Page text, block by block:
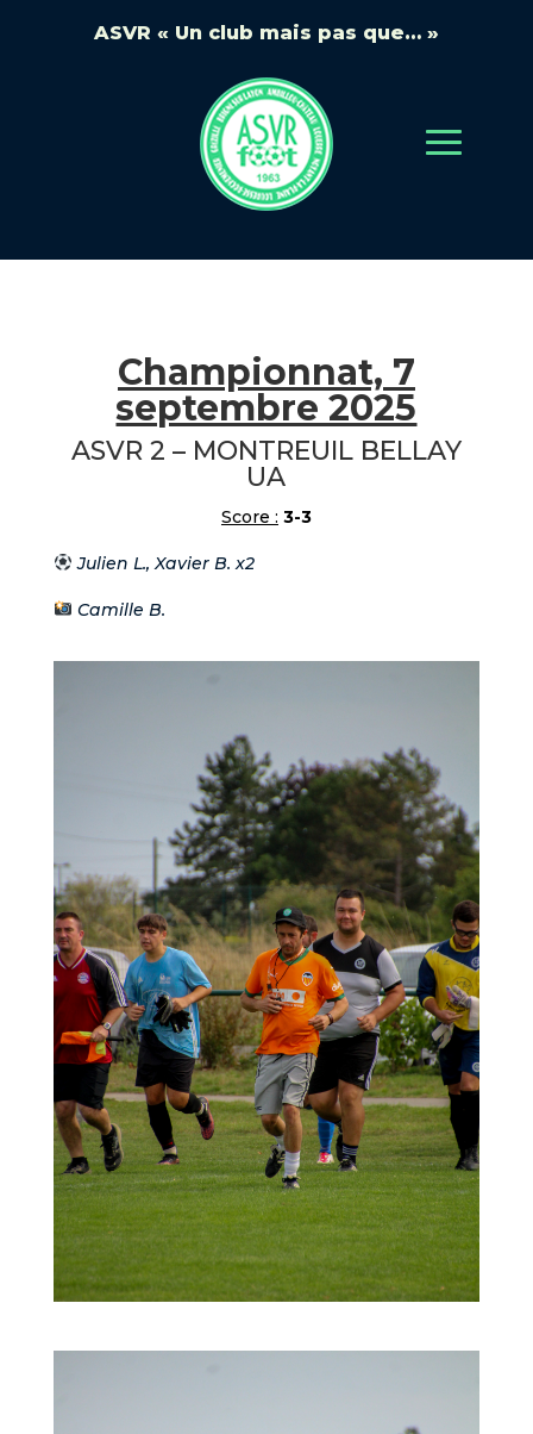
ASVR « Un club mais pas que… »
Championnat, 7
septembre 2025
ASVR 2 – MONTREUIL BELLAY
UA
Score : 3-3
Julien L., Xavier B. x2
Camille B.